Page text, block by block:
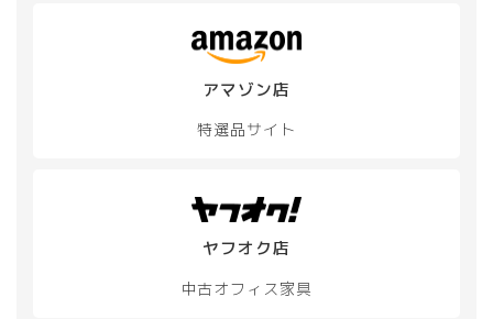
アマゾン店
特選品サイト
ヤフオク店
中古オフィス家具